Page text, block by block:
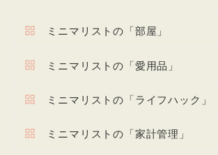
ミニマリストの「部屋」
ミニマリストの「愛用品」
ミニマリストの「ライフハック」
ミニマリストの「家計管理」